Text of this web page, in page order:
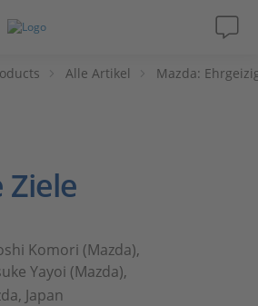
Alle Artikel Mazda:
Ziele
Komori (Mazda),
Yayoi (Mazda),
Japan